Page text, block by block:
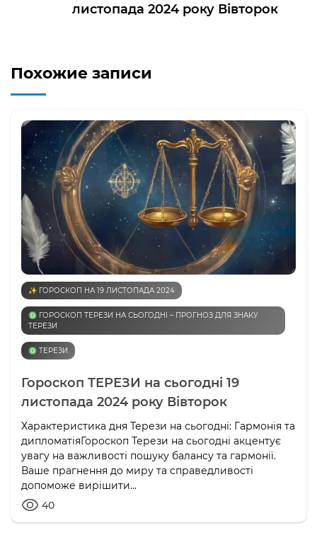
листопада 2024 року Вівторок
Похожие записи
✨ ГОРОСКОП НА 19 ЛИСТОПАДА 2024
♎️ ГОРОСКОП ТЕРЕЗИ НА СЬОГОДНІ – ПРОГНОЗ ДЛЯ ЗНАКУ
ТЕРЕЗИ
♎️ ТЕРЕЗИ
Гороскоп ТЕРЕЗИ на сьогодні 19
листопада 2024 року Вівторок
Характеристика дня Терези на сьогодні: Гармонія та
дипломатіяГороскоп Терези на сьогодні акцентує
увагу на важливості пошуку балансу та гармонії.
Ваше прагнення до миру та справедливості
допоможе вирішити...
40